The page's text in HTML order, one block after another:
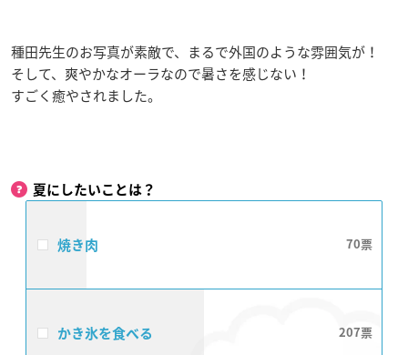
種田先生のお写真が素敵で、まるで外国のような雰囲気が！
そして、爽やかなオーラなので暑さを感じない！
すごく癒やされました。
夏にしたいことは？
焼き肉 70
かき氷を食べる 207